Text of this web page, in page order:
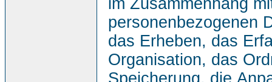
im Zusammenhang
personenbezogenen
das Erheben, das
Organisation, das